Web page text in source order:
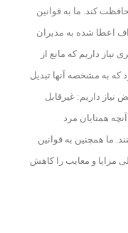
کند. ما به قوانین
اعطا شده به مدیران
داریم که مانع از
به مشخصه آنها تبدیل
نیاز داریم: غیرقابل
همتایان مرد
ما همچنین به قوانین
مزایا و معایب را کاهش